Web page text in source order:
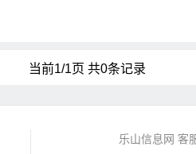
当前1/1页 共0条记录
乐山信息网 客